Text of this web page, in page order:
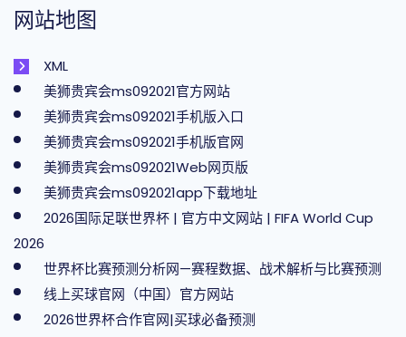
网站地图
XML
美狮贵宾会ms092021官方网站
美狮贵宾会ms092021手机版入口
美狮贵宾会ms092021手机版官网
美狮贵宾会ms092021Web网页版
美狮贵宾会ms092021app下载地址
2026国际足联世界杯 | 官方中文网站 | FIFA World Cup
2026
世界杯比赛预测分析网—赛程数据、战术解析与比赛预测
线上买球官网（中国）官方网站
2026世界杯合作官网|买球必备预测